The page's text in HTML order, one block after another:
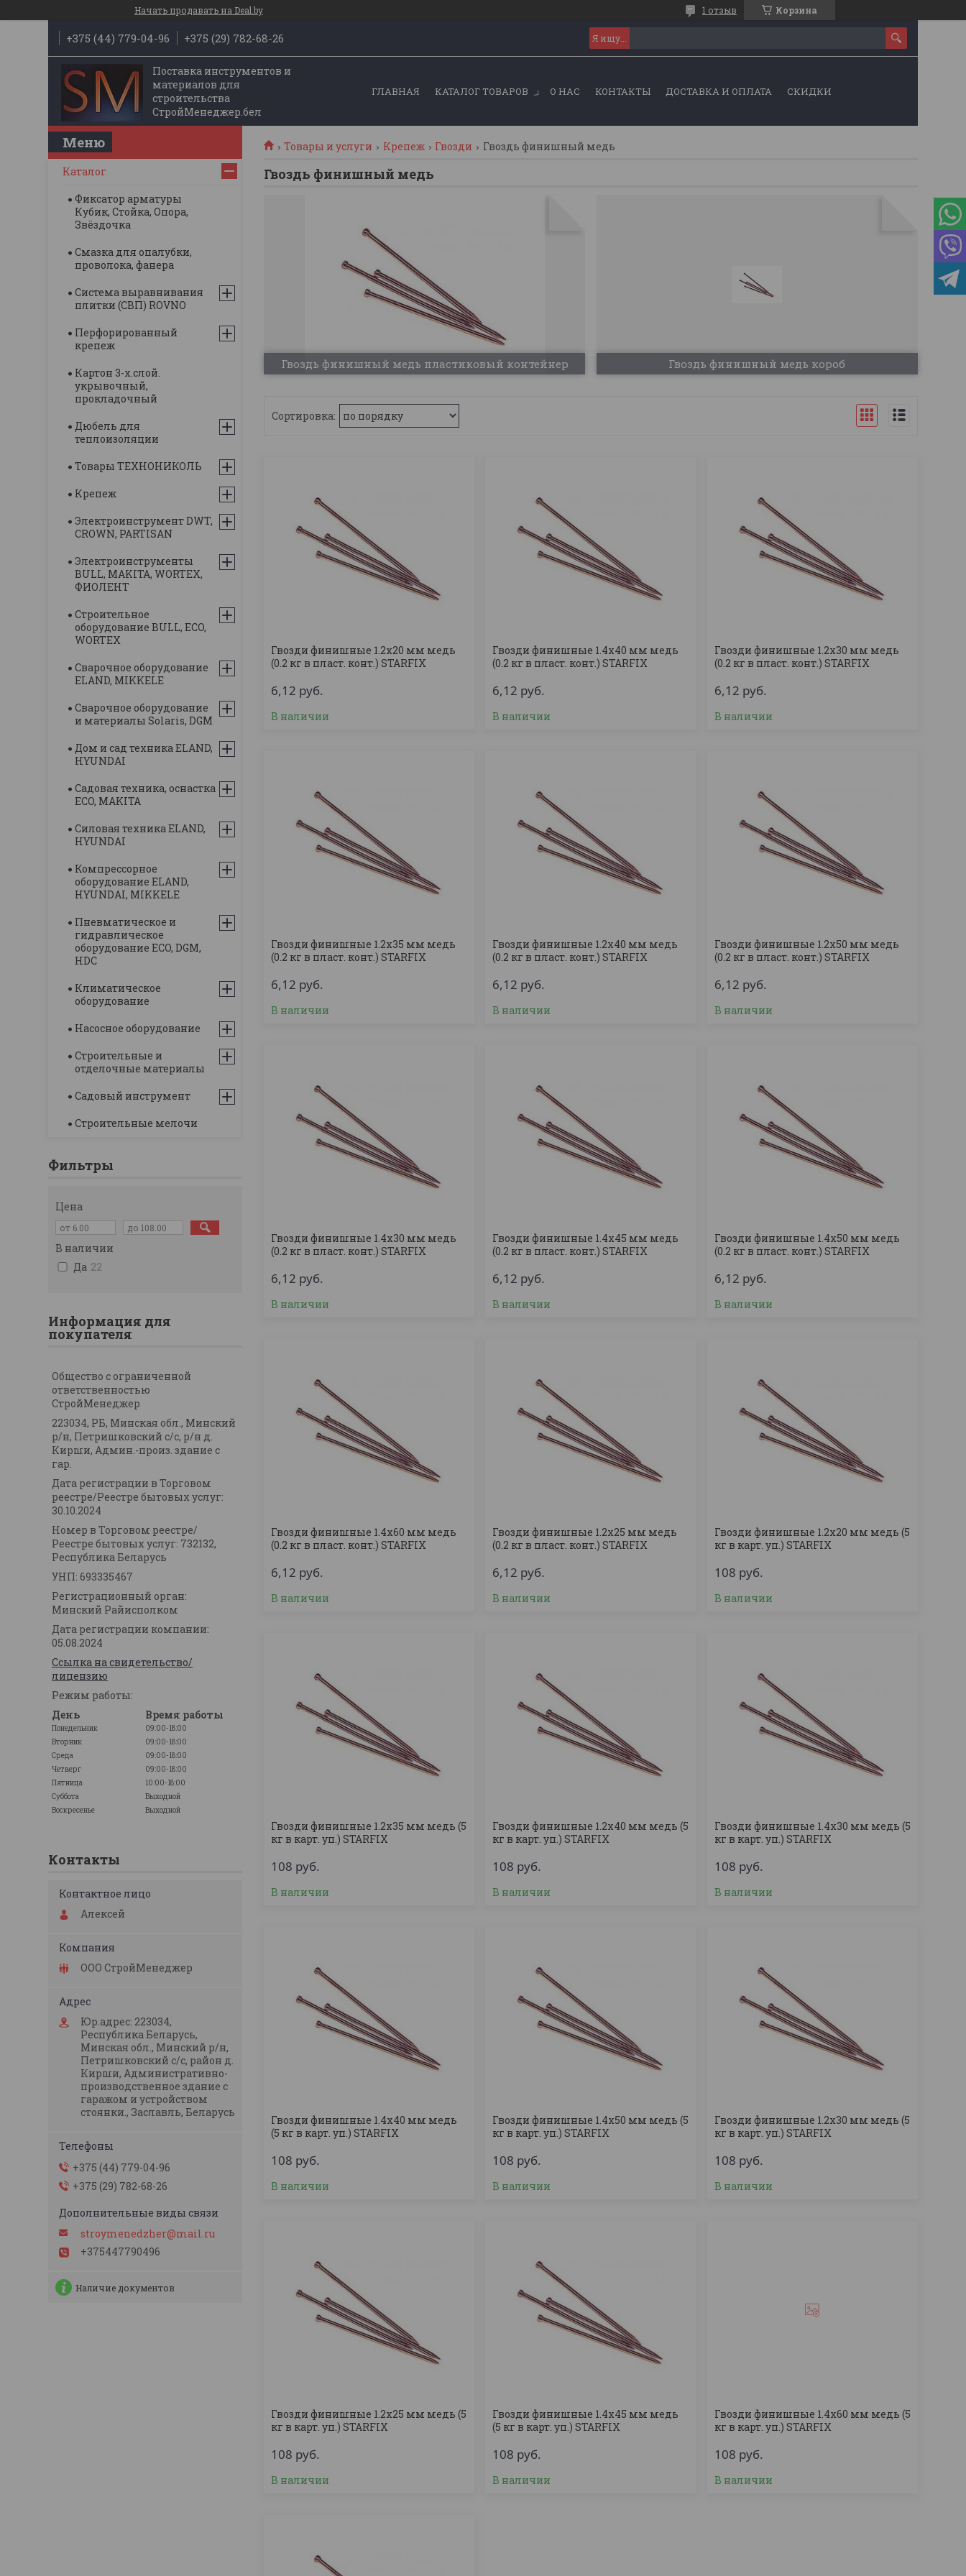
Начать продавать на Deal.by Корзина
1 отзыв
+375 (44) 779-04-96 +375 (29) 782-68-26
Поставка инструментов и
материалов для
строительства
СтройМенеджер.бел
ГЛАВНАЯ КАТАЛОГ ТОВАРОВ О НАС КОНТАКТЫ ДОСТАВКА И ОПЛАТА СКИДКИ
Товары и услуги Крепеж Гвозди Гвоздь финишный медь
Гвоздь финишный медь
Гвоздь финишный медь пластиковый контейнер Гвоздь финишный медь короб
Гвозди финишные 1.2х20 мм медь
(0.2 кг в пласт. конт.) STARFIX
6,12 руб.
В наличии
Гвозди финишные 1.4х40 мм медь
(0.2 кг в пласт. конт.) STARFIX
6,12 руб.
В наличии
Гвозди финишные 1.2х30 мм медь
(0.2 кг в пласт. конт.) STARFIX
6,12 руб.
В наличии
Гвозди финишные 1.2х35 мм медь
(0.2 кг в пласт. конт.) STARFIX
6,12 руб.
В наличии
Гвозди финишные 1.2х40 мм медь
(0.2 кг в пласт. конт.) STARFIX
6,12 руб.
В наличии
Гвозди финишные 1.2х50 мм медь
(0.2 кг в пласт. конт.) STARFIX
6,12 руб.
В наличии
Гвозди финишные 1.4х30 мм медь
(0.2 кг в пласт. конт.) STARFIX
6,12 руб.
В наличии
Гвозди финишные 1.4х45 мм медь
(0.2 кг в пласт. конт.) STARFIX
6,12 руб.
В наличии
Гвозди финишные 1.4х50 мм медь
(0.2 кг в пласт. конт.) STARFIX
6,12 руб.
В наличии
Гвозди финишные 1.4х60 мм медь
(0.2 кг в пласт. конт.) STARFIX
6,12 руб.
В наличии
Гвозди финишные 1.2х25 мм медь
(0.2 кг в пласт. конт.) STARFIX
6,12 руб.
В наличии
Гвозди финишные 1.2х20 мм медь (5
кг в карт. уп.) STARFIX
108 руб.
В наличии
Гвозди финишные 1.2х35 мм медь (5
кг в карт. уп.) STARFIX
108 руб.
В наличии
Гвозди финишные 1.2х40 мм медь (5
кг в карт. уп.) STARFIX
108 руб.
В наличии
Гвозди финишные 1.4х30 мм медь (5
кг в карт. уп.) STARFIX
108 руб.
В наличии
Гвозди финишные 1.4х40 мм медь
(5 кг в карт. уп.) STARFIX
108 руб.
В наличии
Гвозди финишные 1.4х50 мм медь (5
кг в карт. уп.) STARFIX
108 руб.
В наличии
Гвозди финишные 1.2х30 мм медь (5
кг в карт. уп.) STARFIX
108 руб.
В наличии
Гвозди финишные 1.2х25 мм медь (5
кг в карт. уп.) STARFIX
108 руб.
В наличии
Гвозди финишные 1.4х45 мм медь
(5 кг в карт. уп.) STARFIX
108 руб.
В наличии
Гвозди финишные 1.4х60 мм медь (5
кг в карт. уп.) STARFIX
108 руб.
В наличии
Каталог
Фиксатор арматуры
Кубик, Стойка, Опора,
Звёздочка
Смазка для опалубки,
проволока, фанера
Система выравнивания
плитки (СВП) ROVNO
Перфорированный
крепеж
Картон 3-х.слой.
укрывочный,
прокладочный
Дюбель для
теплоизоляции
Товары ТЕХНОНИКОЛЬ
Крепеж
Электроинструмент DWT,
CROWN, PARTISAN
Электроинструменты
BULL, MAKITA, WORTEX,
ФИОЛЕНТ
Строительное
оборудование BULL, ECO,
WORTEX
Сварочное оборудование
ELAND, MIKKELE
Сварочное оборудование
и материалы Solaris, DGM
Дом и сад техника ELAND,
HYUNDAI
Садовая техника, оснастка
ECO, MAKITA
Силовая техника ELAND,
HYUNDAI
Компрессорное
оборудование ELAND,
HYUNDAI, MIKKELE
Пневматическое и
гидравлическое
оборудование ECO, DGM,
HDC
Климатическое
оборудование
Насосное оборудование
Строительные и
отделочные материалы
Садовый инструмент
Строительные мелочи
Фильтры
Цена
В наличии
Да 22
Информация для
покупателя
Общество с ограниченной
ответственностью
СтройМенеджер
223034, РБ, Минская обл., Минский
р/н, Петришковский с/с, р/н д.
Кирши, Админ.-произ. здание с
гар.
Дата регистрации в Торговом
реестре/Реестре бытовых услуг:
30.10.2024
Номер в Торговом реестре/
Реестре бытовых услуг: 732132,
Республика Беларусь
УНП: 693335467
Регистрационный орган:
Минский Райисполком
Дата регистрации компании:
05.08.2024
Ссылка на свидетельство/
лицензию
Режим работы:
День
Время работы
Понедельник
09:00-18:00
Вторник
09:00-18:00
Среда
09:00-18:00
Четверг
09:00-18:00
Пятница
10:00-18:00
Суббота
Выходной
Воскресенье
Выходной
Контакты
Алексей
ООО СтройМенеджер
Юр.адрес: 223034,
Республика Беларусь,
Минская обл., Минский р/н,
Петришковский с/с, район д.
Кирши, Административно-
производственное здание с
гаражом и устройством
стоянки., Заславль, Беларусь
+375 (44) 779-04-96
+375 (29) 782-68-26
stroymenedzher@mail.ru
+375447790496
Наличие документов